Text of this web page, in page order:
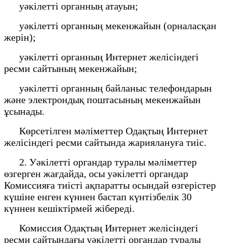
уәкілетті органның атауын;
уәкілетті органның мекенжайын (орналасқан
жерін);
уәкілетті органның Интернет желісіндегі
ресми сайтының мекенжайын;
уәкілетті органның байланыс телефондарын
және электрондық поштасының мекенжайын
ұсынады.
Көрсетілген мәліметтер Одақтың Интернет
желісіндегі ресми сайтында жариялануға тиіс.
2. Уәкілетті органдар туралы мәліметтер
өзгерген жағдайда, осы уәкілетті органдар
Комиссияға тиісті ақпаратты осындай өзгерістер
күшіне енген күннен бастап күнтізбелік 30
күннен кешіктірмей жібереді.
Комиссия Одақтың Интернет желісіндегі
ресми сайтындағы уәкілетті органдар туралы